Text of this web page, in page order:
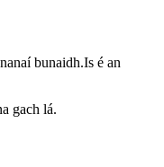
bunaidh.Is é an
gach lá.